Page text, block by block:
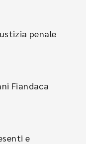
penale
Fiandaca
e